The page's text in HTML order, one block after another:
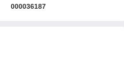
000036187